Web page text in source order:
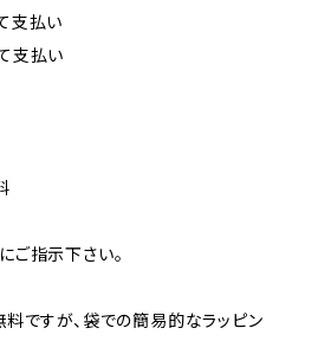
支払い
支払い
ご指示下さい。
料ですが、袋での簡易的なラッピン